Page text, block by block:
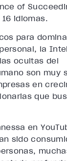
of
idiomas.
para
la
ocultas del
son muy
en
que
en
sido